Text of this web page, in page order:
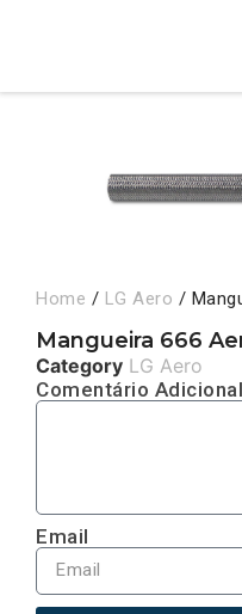
Home / LG Aero /
Mangueira 666
Category LG Aero
Comentário Adicional
Email